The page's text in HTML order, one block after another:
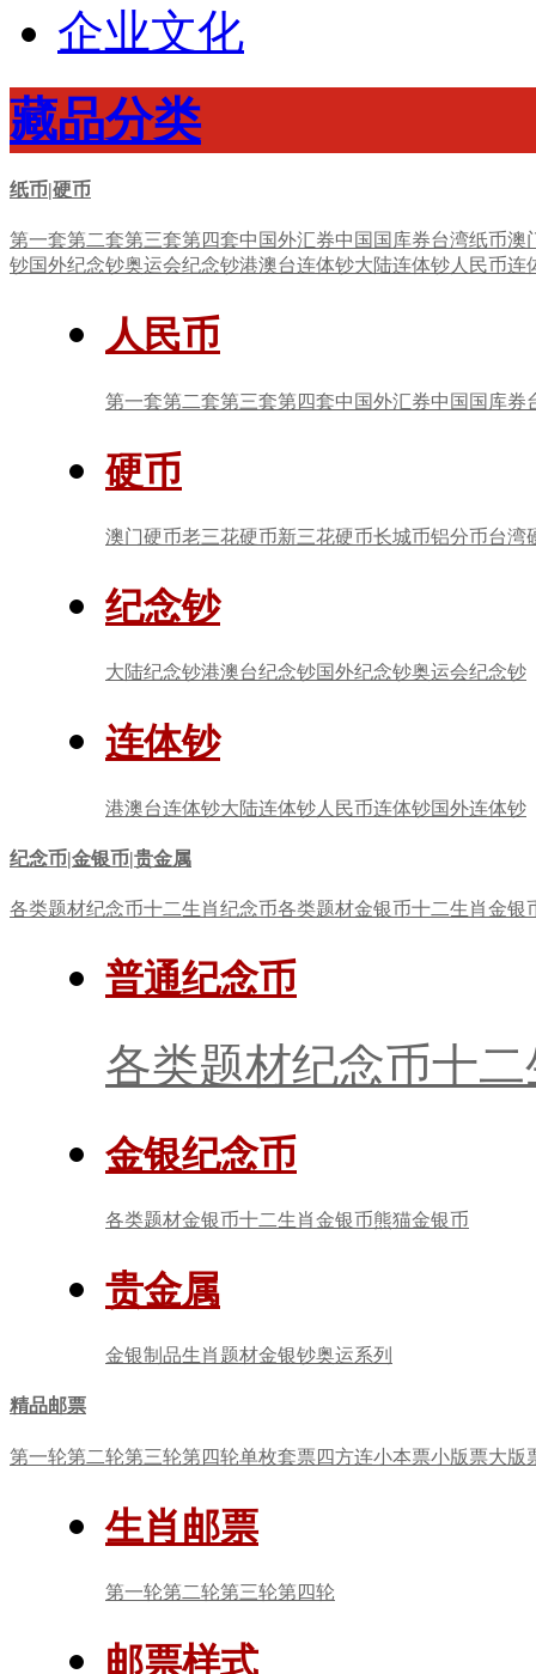
企业文化
藏品分类
纸币|硬币
第一套第二套第三套第四套中国外汇券中国国库券台湾纸币澳
钞国外纪念钞奥运会纪念钞港澳台连体钞大陆连体钞 人民币连
人民币
第一套第二套第三套第四套中国外汇券中国国库券
硬币
澳门硬币老三花硬币新三花硬币长城币铝分币台湾
纪念钞
大陆纪念钞港澳台纪念钞国外纪念钞奥运会纪念钞
连体钞
港澳台连体钞大陆连体钞 人民币连体钞国外连体钞
纪念币|金银币|贵金属
各类题材纪念币十二生肖纪念币各类题材金银币十二生肖金银
普通纪念币
各类题材纪念币十
金银纪念币
各类题材金银币十二生肖金银币熊猫金银币
贵金属
金银制品生肖题材金银钞奥运系列
精品邮票
第一轮第二轮第三轮第四轮单枚套票 四方连小本票小版票大版
生肖邮票
第一轮第二轮第三轮第四轮
邮票样式